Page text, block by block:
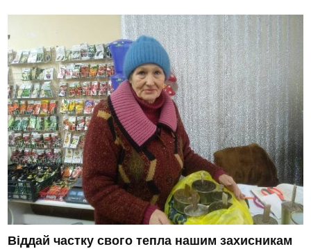
Віддай частку свого тепла нашим захисникам